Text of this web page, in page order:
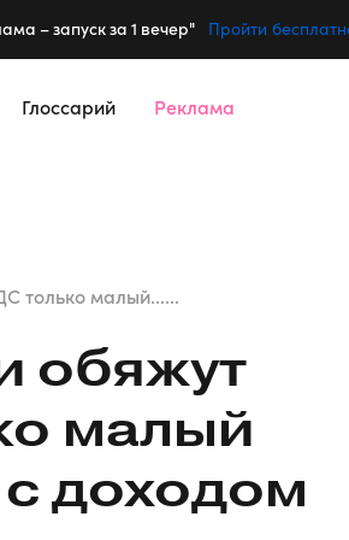
– запуск за 1 вечер" Пройти
Глоссарий Реклама
только малый......
обяжут
малый
доходом